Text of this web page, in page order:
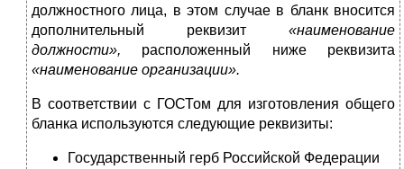
должностного лица, в этом случае в бланк вносится
дополнительный реквизит «наиме­нование
должности», расположенный ниже реквизита
«наименова­ние организации».
В соответствии с ГОСТом для изготовления общего
бланка ис­пользуются следующие реквизиты:
Государственный герб Российской Федерации